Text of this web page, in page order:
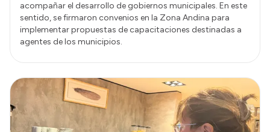
acompañar el desarrollo de gobiernos municipales. En este
sentido, se firmaron convenios en la Zona Andina para
implementar propuestas de capacitaciones destinadas a
agentes de los municipios.